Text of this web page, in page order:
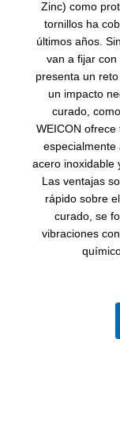
Zinc) como
tornillos ha
últimos años.
van a fijar
presenta un
un impacto
curado,
WEICON
especialmente
acero inoxidable
Las ventajas
rápido sobre
curado, se
vibraciones